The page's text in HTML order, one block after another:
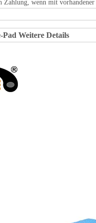
Zahlung, wenn mit vorhandener
Weitere Details